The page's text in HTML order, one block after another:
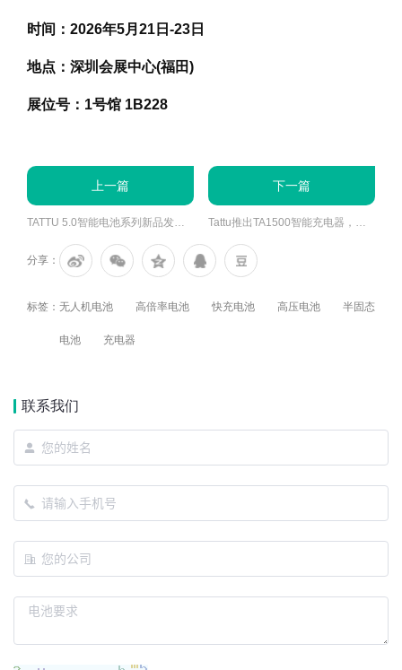
时间：2026年5月21日-23日
地点：深圳会展中心(福田)
展位号：1号馆 1B228
上一篇 下一篇
分享：
标签： 无人机电池 高倍率电池 快充电池 高压电池 半固态
电池 充电器
联系我们